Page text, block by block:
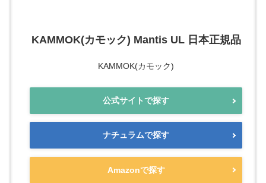
KAMMOK(カモック) Mantis UL 日本正規品
KAMMOK(カモック)
公式サイトで探す
ナチュラムで探す
Amazonで探す